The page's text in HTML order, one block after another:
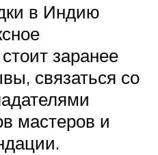
в Индию
заранее
связаться со
мастеров и